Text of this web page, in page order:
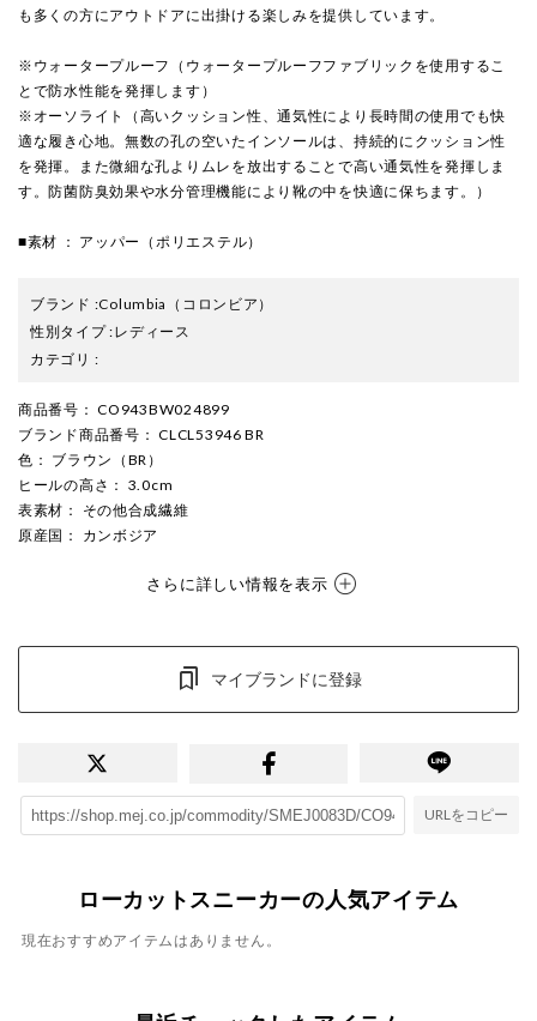
も多くの方にアウトドアに出掛ける楽しみを提供しています。
※ウォータープルーフ（ウォータープルーフファブリックを使用するこ
とで防水性能を発揮します）
※オーソライト（高いクッション性、通気性により長時間の使用でも快
適な履き心地。無数の孔の空いたインソールは、持続的にクッション性
を発揮。また微細な孔よりムレを放出することで高い通気性を発揮しま
す。防菌防臭効果や水分管理機能により靴の中を快適に保ちます。）
■素材 ： アッパー（ポリエステル）
ブランド :Columbia （コロンビア）
性別タイプ:レディース
カテゴリ :
商品番号 ： CO943BW024899
ブランド商品番号 ： CLCL53946 BR
色 ： ブラウン（BR）
ヒールの高さ ： 3.0cm
表素材 ： その他合成繊維
原産国 ： カンボジア
さらに詳しい情報を表示
マイブランドに登録
URLをコピー
ローカットスニーカーの人気アイテム
現在おすすめアイテムはありません。